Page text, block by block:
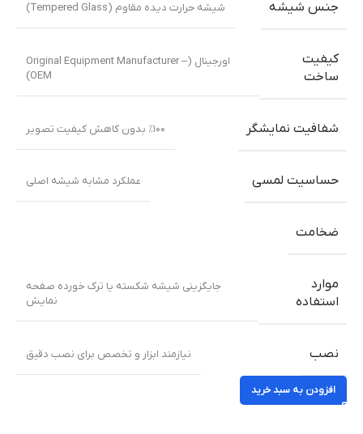
جنس شیشه شیشه حرارت دیده مقاوم (Tempered Glass)
کیفیت
ساخت
اورجینال (Original Equipment Manufacturer –
OEM)
شفافیت نمایشگر ٪۱۰۰ بدون کاهش کیفیت تصویر
حساسیت لمسی عملکرد مشابه شیشه اصلی
ضخامت
موارد
استفاده
جایگزینی شیشه شکسته یا ترک خورده صفحه
نمایش
نصب نیازمند ابزار و تخصص برای نصب دقیق
افزودن به سبد خرید